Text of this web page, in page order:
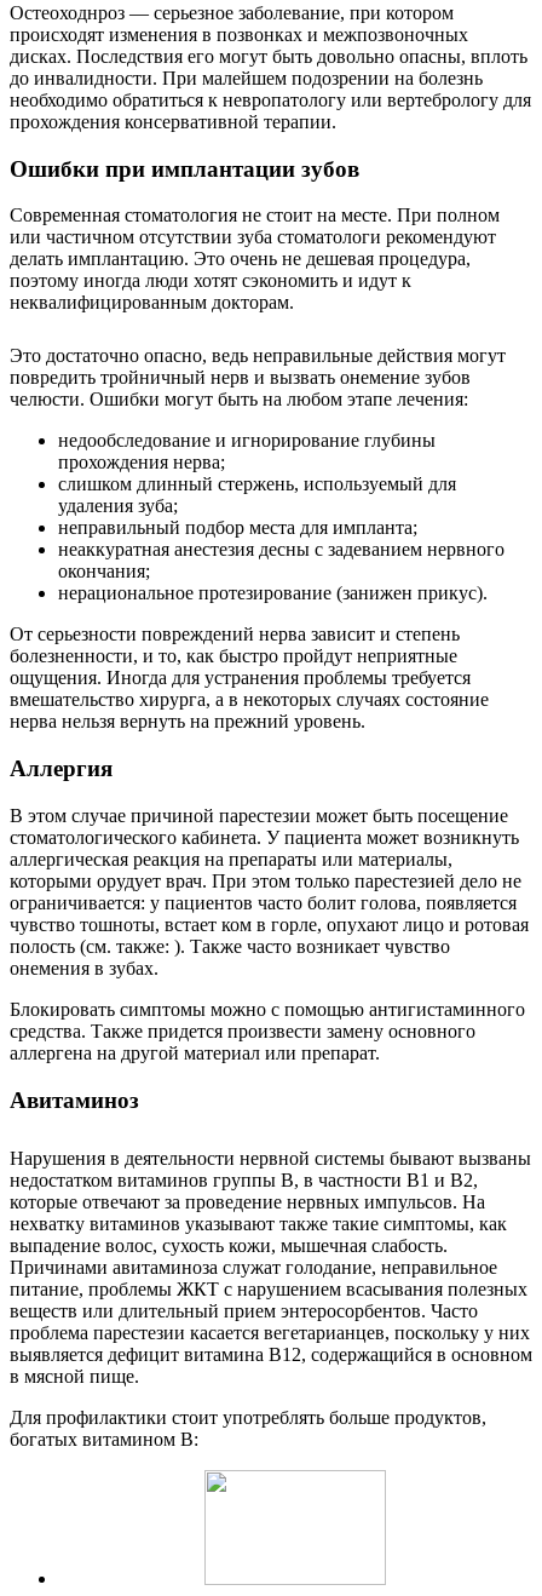
Остеоходнроз — серьезное заболевание, при котором
происходят изменения в позвонках и межпозвоночных
дисках. Последствия его могут быть довольно опасны, вплоть
до инвалидности. При малейшем подозрении на болезнь
необходимо обратиться к невропатологу или вертебрологу для
прохождения консервативной терапии.
Ошибки при имплантации зубов
Современная стоматология не стоит на месте. При полном
или частичном отсутствии зуба стоматологи рекомендуют
делать имплантацию. Это очень не дешевая процедура,
поэтому иногда люди хотят сэкономить и идут к
неквалифицированным докторам.
Это достаточно опасно, ведь неправильные действия могут
повредить тройничный нерв и вызвать онемение зубов
челюсти. Ошибки могут быть на любом этапе лечения:
недообследование и игнорирование глубины
прохождения нерва;
слишком длинный стержень, используемый для
удаления зуба;
неправильный подбор места для импланта;
неаккуратная анестезия десны с задеванием нервного
окончания;
нерациональное протезирование (занижен прикус).
От серьезности повреждений нерва зависит и степень
болезненности, и то, как быстро пройдут неприятные
ощущения. Иногда для устранения проблемы требуется
вмешательство хирурга, а в некоторых случаях состояние
нерва нельзя вернуть на прежний уровень.
Аллергия
В этом случае причиной парестезии может быть посещение
стоматологического кабинета. У пациента может возникнуть
аллергическая реакция на препараты или материалы,
которыми орудует врач. При этом только парестезией дело не
ограничивается: у пациентов часто болит голова, появляется
чувство тошноты, встает ком в горле, опухают лицо и ротовая
полость (см. также: ). Также часто возникает чувство
онемения в зубах.
Блокировать симптомы можно с помощью антигистаминного
средства. Также придется произвести замену основного
аллергена на другой материал или препарат.
Авитаминоз
Нарушения в деятельности нервной системы бывают вызваны
недостатком витаминов группы В, в частности В1 и В2,
которые отвечают за проведение нервных импульсов. На
нехватку витаминов указывают также такие симптомы, как
выпадение волос, сухость кожи, мышечная слабость.
Причинами авитаминоза служат голодание, неправильное
питание, проблемы ЖКТ с нарушением всасывания полезных
веществ или длительный прием энтеросорбентов. Часто
проблема парестезии касается вегетарианцев, поскольку у них
выявляется дефицит витамина В12, содержащийся в основном
в мясной пище.
Для профилактики стоит употреблять больше продуктов,
богатых витамином В: